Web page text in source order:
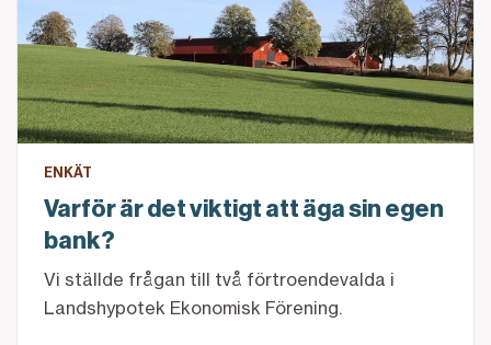
ENKÄT
Varför är det viktigt att äga sin egen
bank?
Vi ställde frågan till två förtroendevalda i
Landshypotek Ekonomisk Förening.